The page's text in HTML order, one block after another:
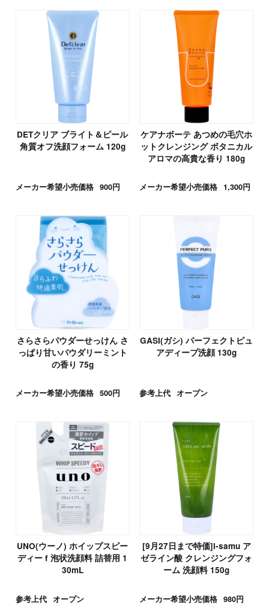
DETクリア ブライト＆ピール
角質オフ洗顔フォーム 120g
メーカー希望小売価格 900円
ケアナボーテ あつめの毛穴ホ
ットクレンジング ボタニカル
アロマの高貴な香り 180g
メーカー希望小売価格 1,300円
さらさらパウダーせっけん さ
っぱり甘いパウダリーミント
の香り 75g
メーカー希望小売価格 500円
GASI(ガシ) パーフェクトピュ
アディープ洗顔 130g
参考上代 オープン
UNO(ウーノ) ホイップスピー
ディー f 泡状洗顔料 詰替用 1
30mL
参考上代 オープン
[9月27日まで特価]i-samu ア
ゼライン酸 クレンジングフォ
ーム 洗顔料 150g
メーカー希望小売価格 980円